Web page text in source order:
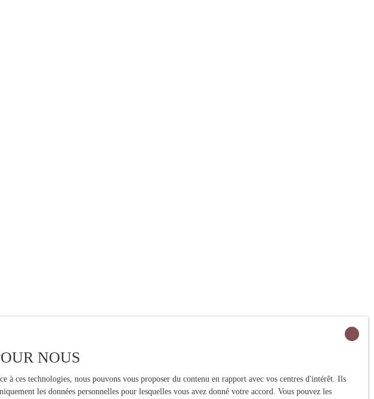
NOUS
ces technologies, nous pouvons vous proposer du contenu en rapport avec vos centres d'intérêt. Ils
les données personnelles pour lesquelles vous avez donné votre accord. Vous pouvez les